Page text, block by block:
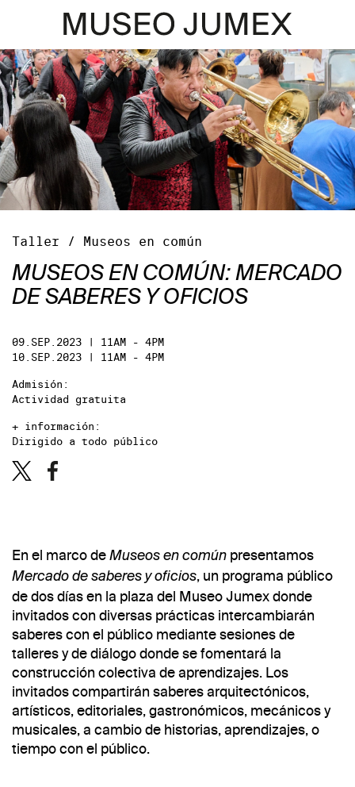
Taller / Museos en común
MUSEOS EN COMÚN: MERCADO
DE SABERES Y OFICIOS
09.SEP.2023 | 11AM - 4PM
10.SEP.2023 | 11AM - 4PM
Admisión:
Actividad gratuita
+ información:
Dirigido a todo público
En el marco de Museos en común presentamos
Mercado de saberes y oficios, un programa público
de dos días en la plaza del Museo Jumex donde
invitados con diversas prácticas intercambiarán
saberes con el público mediante sesiones de
talleres y de diálogo donde se fomentará la
construcción colectiva de aprendizajes. Los
invitados compartirán saberes arquitectónicos,
artísticos, editoriales, gastronómicos, mecánicos y
musicales, a cambio de historias, aprendizajes, o
tiempo con el público.